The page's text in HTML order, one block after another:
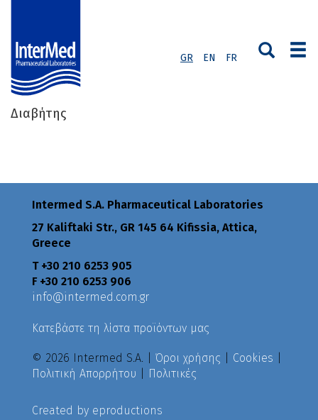
GR EN FR
Διαβήτης
Intermed S.A. Pharmaceutical Laboratories
27 Kaliftaki Str., GR 145 64 Κifissia, Attica,
Greece
Τ +30 210 6253 905
F +30 210 6253 906
info@intermed.com.gr
Κατεβάστε τη λίστα προϊόντων μας
© 2026 Intermed S.A. | Όροι χρήσης Cookies
Πολιτική Απορρήτου
Πολιτικές
Created by eproductions